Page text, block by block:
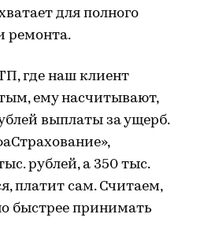
для полного
ремонта.
где наш клиент
ему насчитывают,
выплаты за ущерб.
рублей, а 350 тыс.
платит сам. Считаем,
быстрее принимать